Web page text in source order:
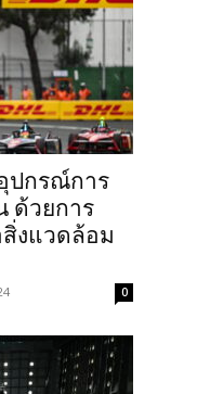
ปกรณ์การ
ด้วยการ
งแวดล้อม
0